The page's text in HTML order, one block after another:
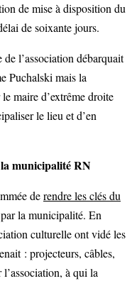
de mise à disposition du
de soixante jours.
l’association débarquait
Puchalski mais la
maire d’extrême droite
le lieu et d’en
la municipalité RN
derendre les clés du
la municipalité. En
culturelle ont vidé les
: projecteurs, câbles,
à qui la